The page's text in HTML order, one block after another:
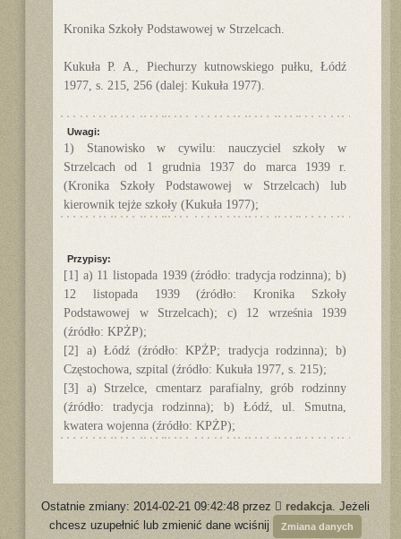
Kronika Szkoły Podstawowej w Strzelcach.
Kukuła P. A., Piechurzy kutnowskiego pułku, Łódź
1977, s. 215, 256 (dalej: Kukuła 1977).
Uwagi:
1) Stanowisko w cywilu: nauczyciel szkoły w
Strzelcach od 1 grudnia 1937 do marca 1939 r.
(Kronika Szkoły Podstawowej w Strzelcach) lub
kierownik tejże szkoły (Kukuła 1977);
Przypisy:
[1] a) 11 listopada 1939 (źródło: tradycja rodzinna); b)
12 listopada 1939 (źródło: Kronika Szkoły
Podstawowej w Strzelcach); c) 12 września 1939
(źródło: KPŻP);
[2] a) Łódź (źródło: KPŻP; tradycja rodzinna); b)
Częstochowa, szpital (źródło: Kukuła 1977, s. 215);
[3] a) Strzelce, cmentarz parafialny, grób rodzinny
(źródło: tradycja rodzinna); b) Łódź, ul. Smutna,
kwatera wojenna (źródło: KPŻP);
Ostatnie zmiany: 2014-02-21 09:42:48 przez redakcja. Jeżeli
chcesz uzupełnić lub zmienić dane wciśnij
Zmiana danych